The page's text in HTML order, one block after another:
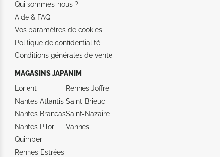
Qui sommes-nous ?
Aide & FAQ
Vos paramètres de cookies
Politique de confidentialité
Conditions générales de vente
MAGASINS JAPANIM
Lorient
Nantes Atlantis
Nantes Brancas
Nantes Pilori
Quimper
Rennes Estrées
Rennes Joffre
Saint-Brieuc
Saint-Nazaire
Vannes